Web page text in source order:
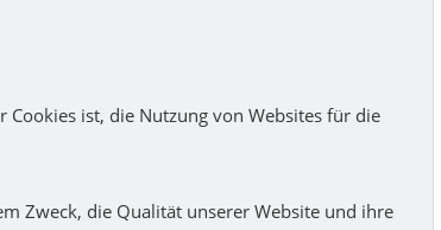
ist, die Nutzung von Websites für die
Zweck, die Qualität unserer Website und ihre